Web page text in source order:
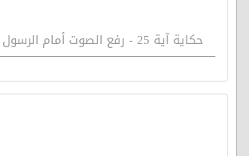
حكاية آية 25 - رفع الصوت أمام الرسول